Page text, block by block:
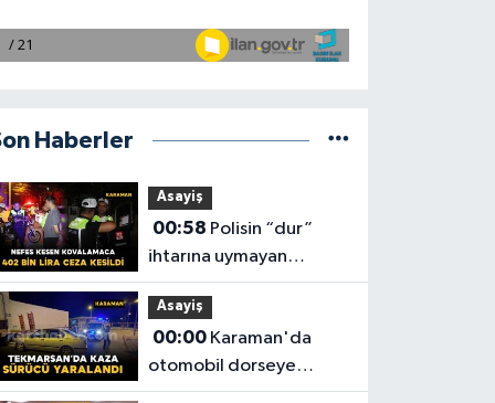
Haberler
Asayiş
00:58
ihtarına uymayan
motosiklet sürücüsüne
402 bin lira ceza kesildi
Asayiş
00:00Karaman'da
otomobil dorseye
çarptı: 1 yaralı